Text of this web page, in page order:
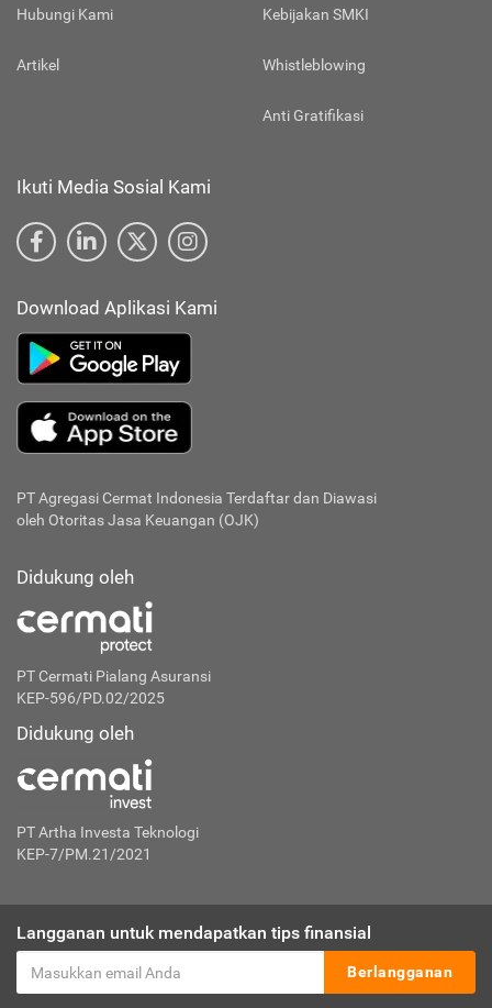
Hubungi Kami
Artikel
Kebijakan SMKI
Whistleblowing
Anti Gratifikasi
Ikuti Media Sosial Kami
Download Aplikasi Kami
PT Agregasi Cermat Indonesia Terdaftar dan Diawasi
oleh Otoritas Jasa Keuangan (OJK)
Didukung oleh
PT Cermati Pialang Asuransi
KEP-596/PD.02/2025
Didukung oleh
PT Artha Investa Teknologi
KEP-7/PM.21/2021
Langganan untuk mendapatkan tips finansial
Berlangganan